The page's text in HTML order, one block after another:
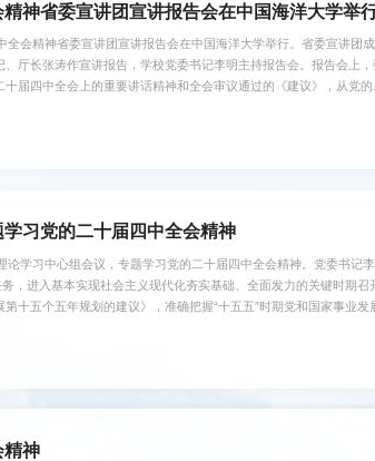
神省委宣讲团宣讲报告会在中国海洋大学举
全会精神省委宣讲团宣讲报告会在中国海洋大学举行。省委宣讲团成
厅长张涛作宣讲报告，学校党委书记李明主持报告会。报告会上，
届四中全会上的重要讲话精神和全会审议通过的《建议》，从党的
代化进程中的重要地位，深刻领会“十五五”时期经济社会发展的指导
习党的二十届四中全会精神
论学习中心组会议，专题学习党的二十届四中全会精神。党委书记
，进入基本实现社会主义现代化夯实基础、全面发力的关键时期
十五个五年规划的建议》，准确把握“十五五”时期党和国家事业发
精神